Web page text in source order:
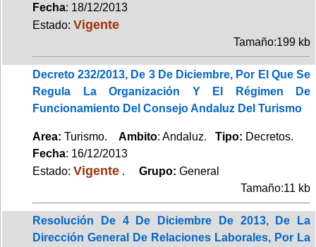
Fecha: 18/12/2013
Estado: Vigente
Tamaño:199 kb
Decreto 232/2013, De 3 De Diciembre, Por El Que Se
Regula La Organización Y El Régimen De
Funcionamiento Del Consejo Andaluz Del Turismo
Area: Turismo. Ambito: Andaluz. Tipo: Decretos.
Fecha: 16/12/2013
Estado: Vigente . Grupo: General
Tamaño:11 kb
Resolución De 4 De Diciembre De 2013, De La
Dirección General De Relaciones Laborales, Por La